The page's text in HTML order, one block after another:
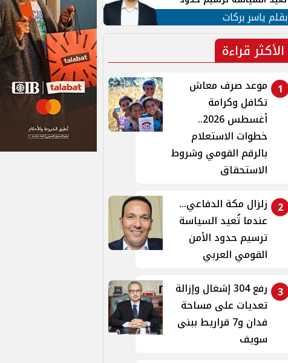
الأمن القومي العربي
بقلم ياسر بركات
الأكثر قراءة
1
موعد صرف معاش
تكافل وكرامة
أغسطس 2026..
خطوات الاستعلام
بالرقم القومي وشروط
الاستحقاق
2
زلزال مكة الدفاعي...
عندما تُعيد السياسة
ترسيم حدود الأمن
القومي العربي
3
رفع 304 إشغال وإزالة
تعديات على مساحة
فدان و7 قراريط ببنى
سويف